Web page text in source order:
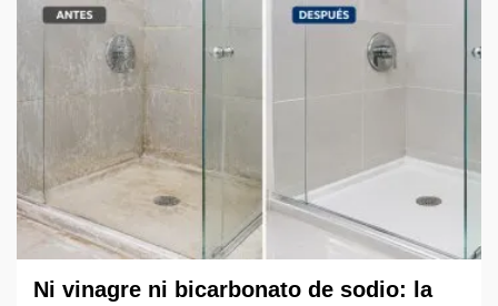
Ni vinagre ni bicarbonato de sodio: la